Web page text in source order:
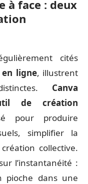
à face : deux
cités
ligne, illustrent
Canva
de création
pour produire
simplifier la
collective.
l’instantanéité :
pioche dans une